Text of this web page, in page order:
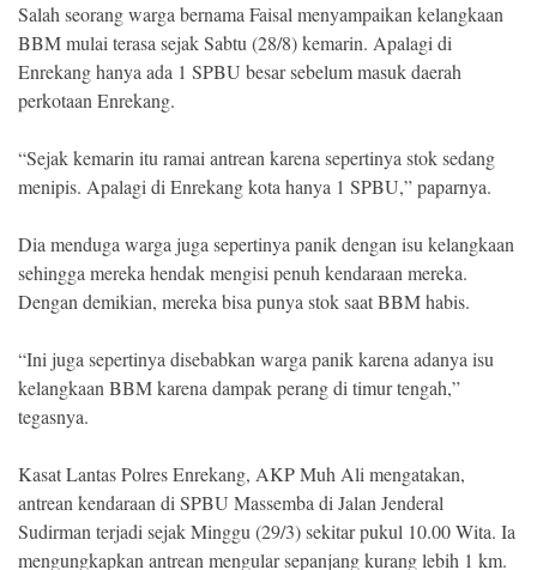
Salah seorang warga bernama Faisal menyampaikan kelangkaan
BBM mulai terasa sejak Sabtu (28/8) kemarin. Apalagi di
Enrekang hanya ada 1 SPBU besar sebelum masuk daerah
perkotaan Enrekang.
“Sejak kemarin itu ramai antrean karena sepertinya stok sedang
menipis. Apalagi di Enrekang kota hanya 1 SPBU,” paparnya.
Dia menduga warga juga sepertinya panik dengan isu kelangkaan
sehingga mereka hendak mengisi penuh kendaraan mereka.
Dengan demikian, mereka bisa punya stok saat BBM habis.
“Ini juga sepertinya disebabkan warga panik karena adanya isu
kelangkaan BBM karena dampak perang di timur tengah,”
tegasnya.
Kasat Lantas Polres Enrekang, AKP Muh Ali mengatakan,
antrean kendaraan di SPBU Massemba di Jalan Jenderal
Sudirman terjadi sejak Minggu (29/3) sekitar pukul 10.00 Wita. Ia
mengungkapkan antrean mengular sepanjang kurang lebih 1 km.